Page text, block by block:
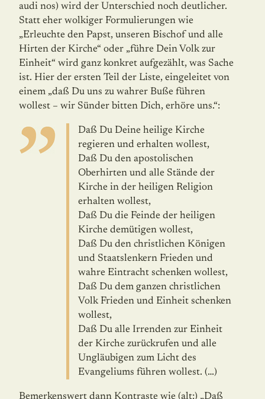
audi nos) wird der Unterschied noch deutlicher.
Statt eher wolkiger Formulierungen wie
„Erleuchte den Papst, unseren Bischof und alle
Hirten der Kirche“ oder „führe Dein Volk zur
Einheit“ wird ganz konkret aufgezählt, was Sache
ist. Hier der ersten Teil der Liste, eingeleitet von
einem „daß Du uns zu wahrer Buße führen
wollest – wir Sünder bitten Dich, erhöre uns.“:
Daß Du Deine heilige Kirche
regieren und erhalten wollest,
Daß Du den apostolischen
Oberhirten und alle Stände der
Kirche in der heiligen Religion
erhalten wollest,
Daß Du die Feinde der heiligen
Kirche demütigen wollest,
Daß Du den christlichen Königen
und Staatslenkern Frieden und
wahre Eintracht schenken wollest,
Daß Du dem ganzen christlichen
Volk Frieden und Einheit schenken
wollest,
Daß Du alle Irrenden zur Einheit
der Kirche zurückrufen und alle
Ungläubigen zum Licht des
Evangeliums führen wollest. (…)
Bemerkenswert dann Kontraste wie (alt:) „Daß